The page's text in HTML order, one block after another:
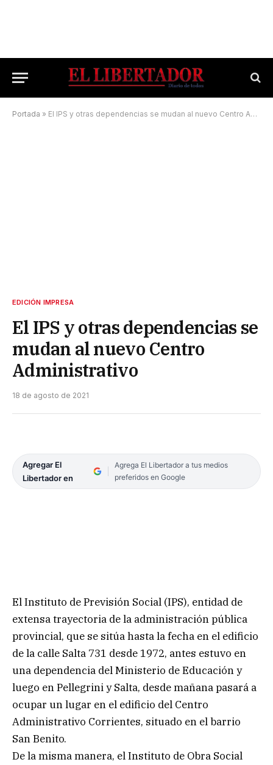
Portada » El IPS y otras dependencias se mudan al nuevo Centro Administrativo
EDICIÓN IMPRESA
El IPS y otras dependencias se
mudan al nuevo Centro
Administrativo
18 de agosto de 2021
Agregar El
Libertador en
Agrega El Libertador a tus medios
preferidos en Google
El Instituto de Previsión Social (IPS), entidad de
extensa trayectoria de la administración pública
provincial, que se sitúa hasta la fecha en el edificio
de la calle Salta 731 desde 1972, antes estuvo en
una dependencia del Ministerio de Educación y
luego en Pellegrini y Salta, desde mañana pasará a
ocupar un lugar en el edificio del Centro
Administrativo Corrientes, situado en el barrio
San Benito.
De la misma manera, el Instituto de Obra Social